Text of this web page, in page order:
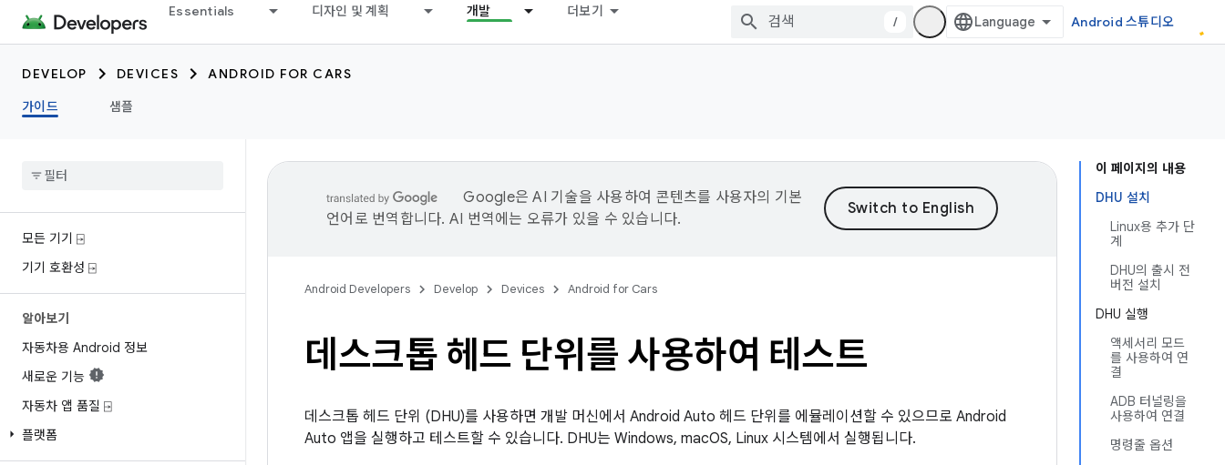
Essentials 디자인 및 계획 개발 더보기
/ Android 스튜디오
DEVELOP DEVICES
ANDROID FOR CARS
가이드
샘플
모든 기기 ⍈
기기 호환성 ⍈
알아보기
자동차용 Android 정보
새로운 기능
자동차 앱 품질 ⍈
플랫폼
이 페이지의 내용
DHU 설치
Linux용 추가 단
계
DHU의 출시 전
버전 설치
DHU 실행
액세서리 모드
를 사용하여 연
결
ADB 터널링을
사용하여 연결
명령줄 옵션
Google은 AI 기술을 사용하여 콘텐츠를 사용자의 기본
언어로 번역합니다. AI 번역에는 오류가 있을 수 있습니다.
Android Developers Develop Devices Android for Cars
데스크톱 헤드 단위를 사용하여 테스트
데스크톱 헤드 단위 (DHU)를 사용하면 개발 머신에서 Android Auto 헤드 단위를 에뮬레이션할 수 있으므로 Android
Auto 앱을 실행하고 테스트할 수 있습니다. DHU는 Windows, macOS, Linux 시스템에서 실행됩니다.